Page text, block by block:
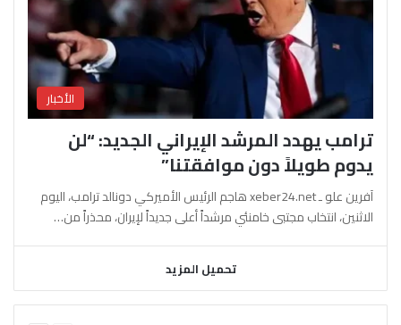
الأخبار
ترامب يهدد المرشد الإيراني الجديد: “لن
يدوم طويلاً دون موافقتنا”
آفرين علو ـ xeber24.net هاجم الرئيس الأميركي دونالد ترامب، اليوم
الاثنين، انتخاب مجتبى خامنئي مرشداً أعلى جديداً لإيران، محذراً من…
تحميل المزيد